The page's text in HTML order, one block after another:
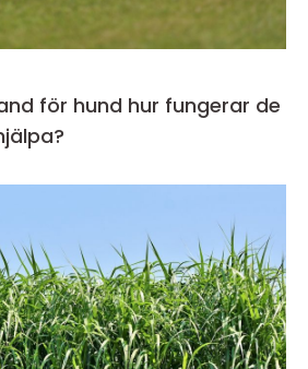
hur fungerar de